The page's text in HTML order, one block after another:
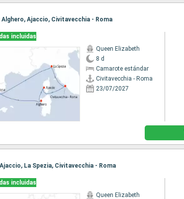
Ajaccio, Civitavecchia - Roma
incluidas
Queen Elizabeth
8 d
Camarote estándar
Civitavecchia - Roma
23/07/2027
La Spezia, Civitavecchia - Roma
incluidas
Queen Elizabeth